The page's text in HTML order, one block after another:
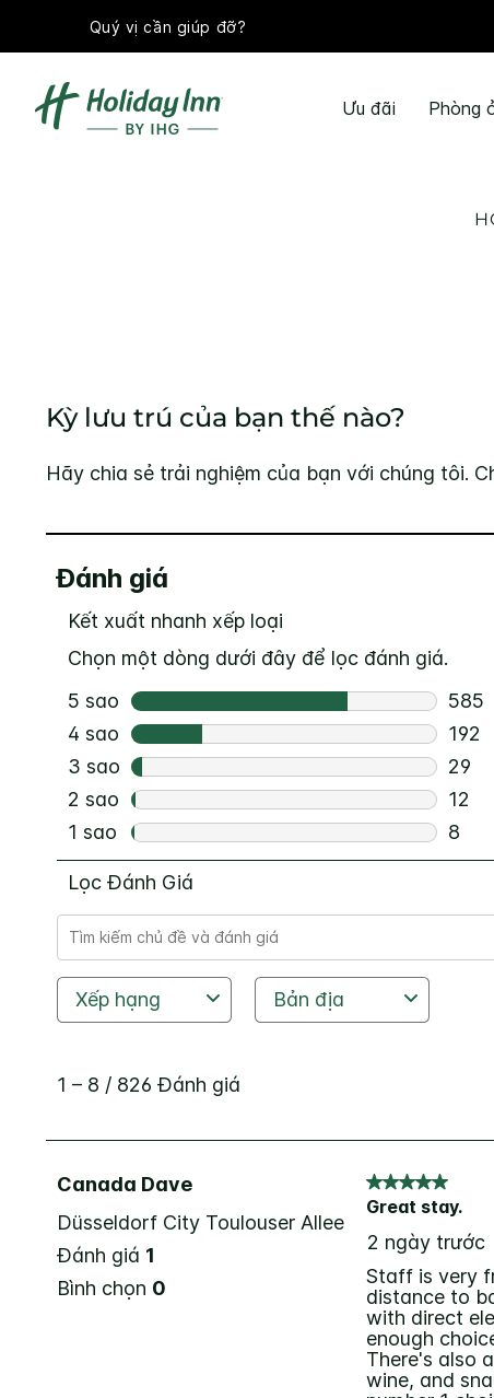
Quý vị cần giúp đỡ?
Ưu đãi Phòng
Kỳ lưu trú của bạn thế nào?
Hãy chia sẻ trải nghiệm của bạn với chúng tôi.